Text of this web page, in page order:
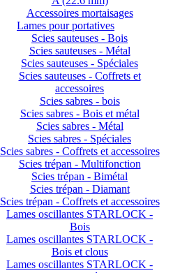
Accessoires mortaisages
Lames pour portatives
Scies sauteuses - Bois
Scies sauteuses - Métal
Scies sauteuses - Spéciales
Scies sauteuses - Coffrets et
accessoires
Scies sabres - bois
Scies sabres - Bois et métal
Scies sabres - Métal
Scies sabres - Spéciales
Scies sabres - Coffrets et accessoires
Scies trépan - Multifonction
Scies trépan - Bimétal
Scies trépan - Diamant
Scies trépan - Coffrets et accessoires
Lames oscillantes STARLOCK -
Bois
Lames oscillantes STARLOCK -
Bois et clous
Lames oscillantes STARLOCK -